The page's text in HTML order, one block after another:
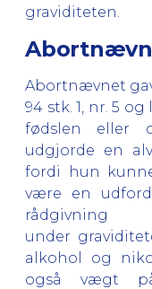
graviditeten.
Abortnævnet
94 stk. 1, nr. 5
fødslen eller
udgjorde en
fordi hun
være en
rådgivning
under
alkohol og
også vægt